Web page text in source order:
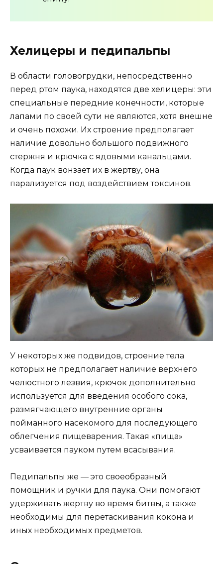
Хелицеры и педипальпы
В области головогрудки, непосредственно
перед ртом паука, находятся две хелицеры: эти
специальные передние конечности, которые
лапами по своей сути не являются, хотя внешне
и очень похожи. Их строение предполагает
наличие довольно большого подвижного
стержня и крючка с ядовыми канальцами.
Когда паук вонзает их в жертву, она
парализуется под воздействием токсинов.
У некоторых же подвидов, строение тела
которых не предполагает наличие верхнего
челюстного лезвия, крючок дополнительно
используется для введения особого сока,
размягчающего внутренние органы
пойманного насекомого для последующего
облегчения пищеварения. Такая «пища»
усваивается пауком путем всасывания.
Педипальпы же — это своеобразный
помощник и ручки для паука. Они помогают
удерживать жертву во время битвы, а также
необходимы для перетаскивания кокона и
иных необходимых предметов.